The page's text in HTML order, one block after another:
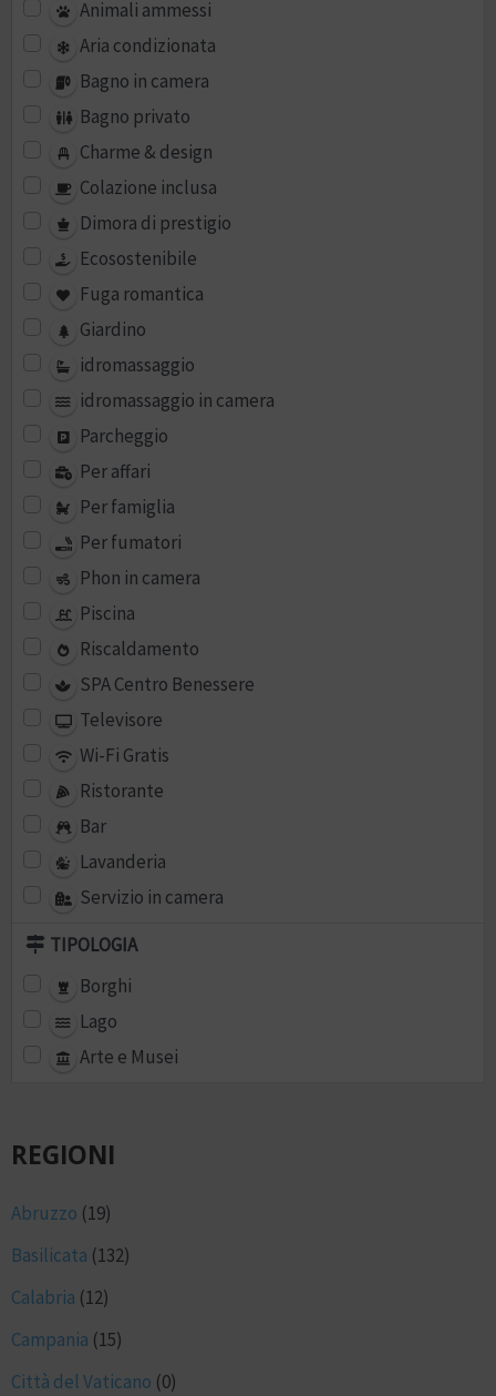
Animali ammessi
Aria condizionata
Bagno in camera
Bagno privato
Charme & design
Colazione inclusa
Dimora di prestigio
Ecosostenibile
Fuga romantica
Giardino
idromassaggio
idromassaggio in camera
Parcheggio
Per affari
Per famiglia
Per fumatori
Phon in camera
Piscina
Riscaldamento
SPA Centro Benessere
Televisore
Wi-Fi Gratis
Ristorante
Bar
Lavanderia
Servizio in camera
TIPOLOGIA
Borghi
Lago
Arte e Musei
REGIONI
Abruzzo (19)
Basilicata (132)
Calabria (12)
Campania (15)
Città del Vaticano (0)